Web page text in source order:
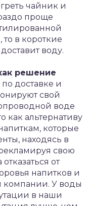
чайник и
проще
в короткие
воду.
решение
доставке и
свой
воде
как альтернативу
которые
находясь в
свою
от
напитков и
компании. У воды
в наши